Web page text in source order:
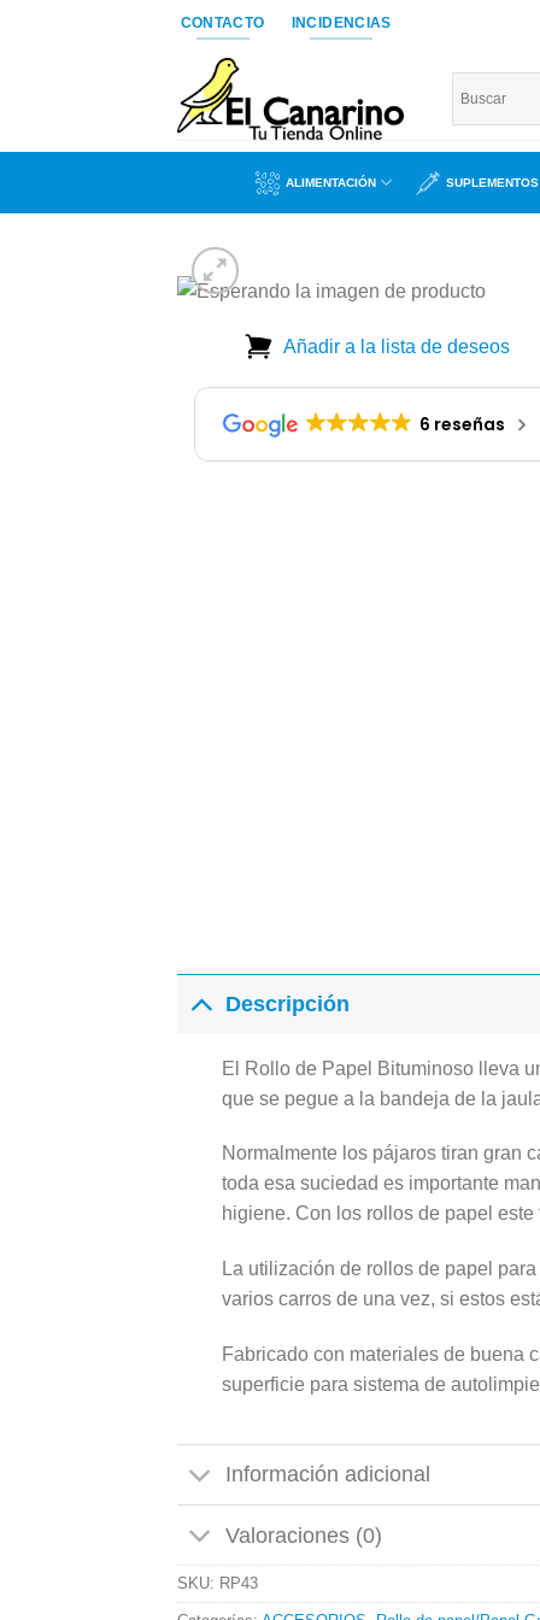
CONTACTO INCIDENCIAS
ALIMENTACIÓN SUPLEMENTOS
a la
Añadir a la lista de deseos
6 reseñas
Descripción
El Rollo de Papel Bituminoso lleva
que se pegue a la bandeja de la
Normalmente los pájaros tiran gran
toda esa suciedad es importante
higiene. Con los rollos de papel
La utilización de rollos de papel
varios carros de una vez, si estos
Fabricado con materiales de buena
superficie para sistema de
Información adicional
Valoraciones (0)
SKU: RP43